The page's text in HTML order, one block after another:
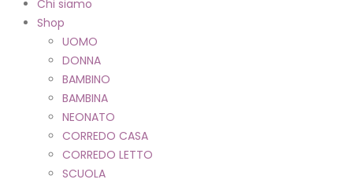
Chi siamo
Shop
UOMO
DONNA
BAMBINO
BAMBINA
NEONATO
CORREDO CASA
CORREDO LETTO
SCUOLA